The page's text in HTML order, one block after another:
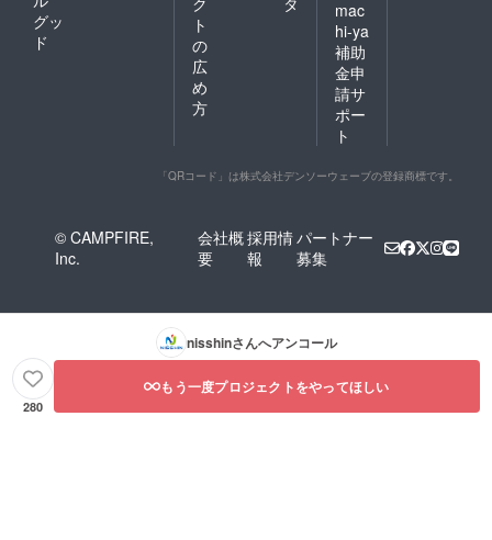
グッ
ド
ト
の
広
め
方
mac
hi-ya
補助
金申
請サ
ポー
ト
「QRコード」は株式会社デンソーウェーブの登録商標です。
© CAMPFIRE,
Inc.
会社概
要
採用情
報
パートナー
募集
nisshinさんへアンコール
280
もう一度プロジェクトをやってほしい